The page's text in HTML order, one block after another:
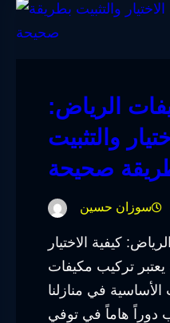
الرياض:
والتثبيت
صحيحة
سوزان حسين
كيفية الاختيار
تركيب مكيفات
الأساسية في منازلنا